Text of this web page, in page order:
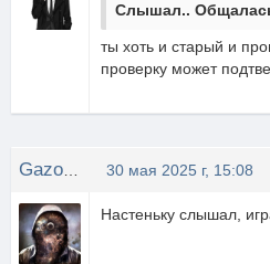
Слышал..
ты хоть и старый и
проверку может
30 мая 2025 г, 15:08
Настеньку слышал,